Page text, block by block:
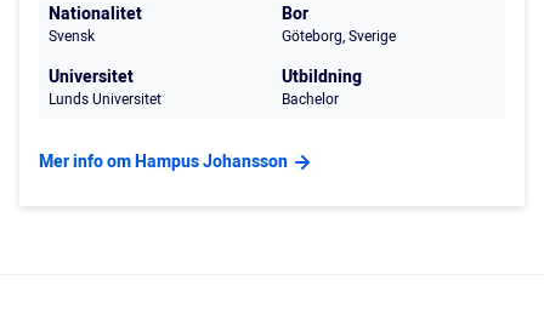
Nationalitet
Svensk
Bor
Göteborg, Sverige
Universitet
Lunds Universitet
Utbildning
Bachelor
Mer info om Hampus Johansson